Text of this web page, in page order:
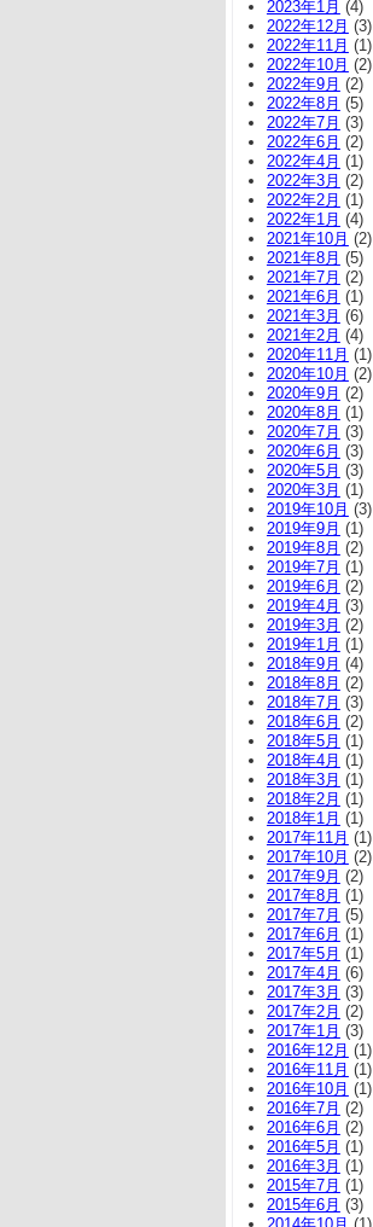
2023年1月 (4)
2022年12月 (3)
2022年11月 (1)
2022年10月 (2)
2022年9月 (2)
2022年8月 (5)
2022年7月 (3)
2022年6月 (2)
2022年4月 (1)
2022年3月 (2)
2022年2月 (1)
2022年1月 (4)
2021年10月 (2)
2021年8月 (5)
2021年7月 (2)
2021年6月 (1)
2021年3月 (6)
2021年2月 (4)
2020年11月 (1)
2020年10月 (2)
2020年9月 (2)
2020年8月 (1)
2020年7月 (3)
2020年6月 (3)
2020年5月 (3)
2020年3月 (1)
2019年10月 (3)
2019年9月 (1)
2019年8月 (2)
2019年7月 (1)
2019年6月 (2)
2019年4月 (3)
2019年3月 (2)
2019年1月 (1)
2018年9月 (4)
2018年8月 (2)
2018年7月 (3)
2018年6月 (2)
2018年5月 (1)
2018年4月 (1)
2018年3月 (1)
2018年2月 (1)
2018年1月 (1)
2017年11月 (1)
2017年10月 (2)
2017年9月 (2)
2017年8月 (1)
2017年7月 (5)
2017年6月 (1)
2017年5月 (1)
2017年4月 (6)
2017年3月 (3)
2017年2月 (2)
2017年1月 (3)
2016年12月 (1)
2016年11月 (1)
2016年10月 (1)
2016年7月 (2)
2016年6月 (2)
2016年5月 (1)
2016年3月 (1)
2015年7月 (1)
2015年6月 (3)